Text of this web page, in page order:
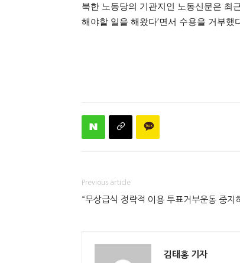
북한 노동당의 기관지인 노동신문은 최
해야할 일을 해왔다’면서 수용을 거부했
Previous article
“무상급식 정략적 이용 투표거부운동 중지
김태홍 기자